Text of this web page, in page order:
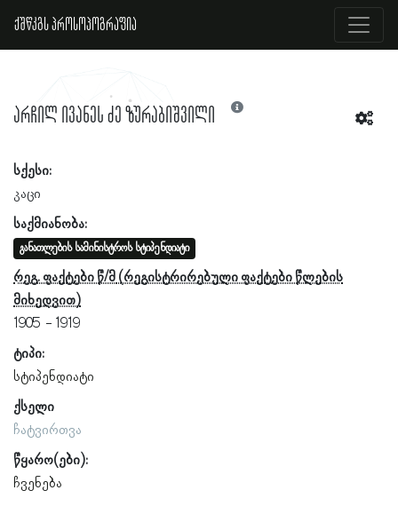
ქშწკგს პროსოპოგრაფია
არჩილ ივანეს ძე ზურაბიშვილი
სქესი:
კაცი
საქმიანობა:
განათლების სამინისტროს სტიპენდიატი
რეგ. ფაქტები წ/მ
1905
1919
ტიპი:
სტიპენდიატი
ქსელი
ჩატვირთვა
წყარო(ები):
ჩვენება